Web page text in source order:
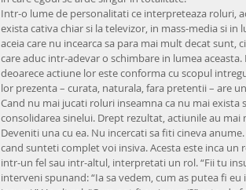
Intr-o lume de personalitati ce interpreteaza roluri,
exista cativa chiar si la televizor, in mass-media si
aceia care nu incearca sa para mai mult decat sunt,
care aduc intr-adevar o schimbare in lumea
deoarece actiune lor este conforma cu scopul
lor prezenta – curata, naturala, fara pretentii – are
Cand nu mai jucati roluri inseamna ca nu mai exista
consolidarea sinelui. Drept rezultat, actiunile au
Deveniti una cu ea. Nu incercati sa fiti cineva
cand sunteti complet voi insiva. Acesta este inca un
intr-un fel sau intr-altul, interpretati un rol. “Fii tu
interveni spunand: “Ia sa vedem, cum as putea fi